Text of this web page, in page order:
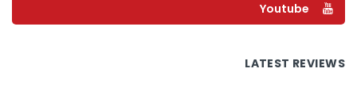
Youtube
LATEST REVIEWS